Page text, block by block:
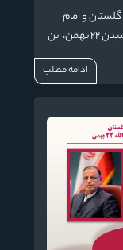
و امام
جمعه گرگان، در پیام ویدیویی به مناسبت فرارسیدن ۲۲ بهمن، این
و بر ضرورت
روز تأکید کرد.
ادامه مطلب